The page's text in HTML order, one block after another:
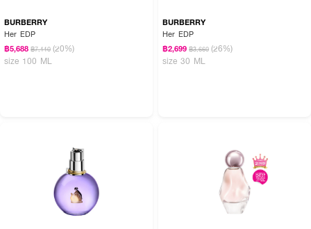
BURBERRY
Her EDP
฿5,688 ฿7,110 (20%)
size 100 ML
BURBERRY
Her EDP
฿2,699 ฿3,660 (26%)
size 30 ML